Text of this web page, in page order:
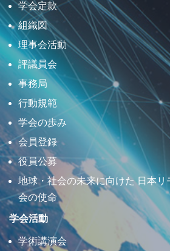
学会定款
組織図
理事会活動
評議員会
事務局
行動規範
学会の歩み
会員登録
役員公募
地球・社会の未来に向けた 日本
会の使命
学会活動
学術講演会